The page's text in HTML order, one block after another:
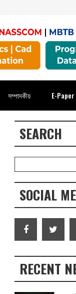
সম্পাদকীয় E-Paper
SEARCH
SOCIAL
RECENT